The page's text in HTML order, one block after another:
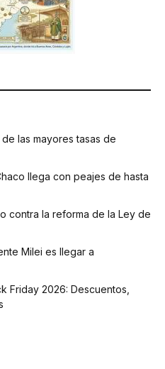
las mayores tasas de
llega con peajes de hasta
contra la reforma de la Ley de
Milei es llegar a
Friday 2026: Descuentos,